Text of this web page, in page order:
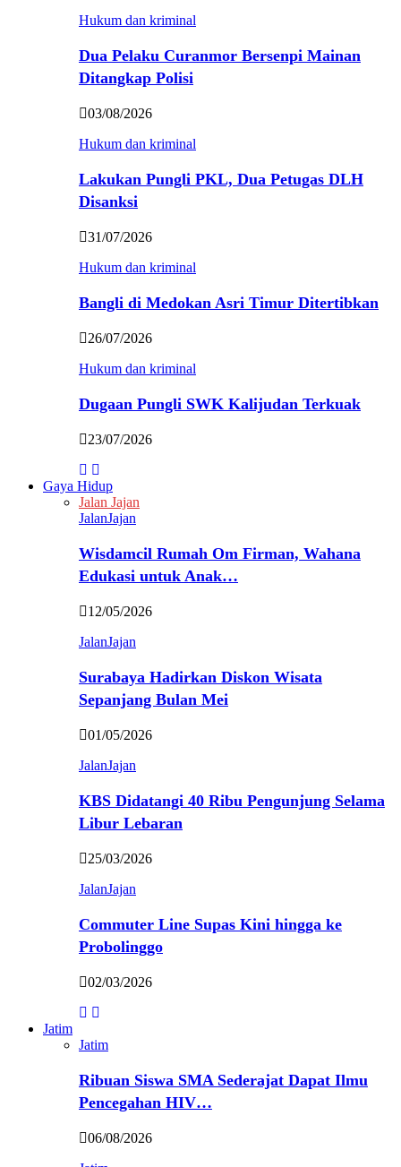
Hukum dan kriminal
Dua Pelaku Curanmor Bersenpi Mainan
Ditangkap Polisi
03/08/2026
Hukum dan kriminal
Lakukan Pungli PKL, Dua Petugas DLH
Disanksi
31/07/2026
Hukum dan kriminal
Bangli di Medokan Asri Timur Ditertibkan
26/07/2026
Hukum dan kriminal
Dugaan Pungli SWK Kalijudan Terkuak
23/07/2026
Gaya Hidup
Jalan Jajan
JalanJajan
Wisdamcil Rumah Om Firman, Wahana
Edukasi untuk Anak…
12/05/2026
JalanJajan
Surabaya Hadirkan Diskon Wisata
Sepanjang Bulan Mei
01/05/2026
JalanJajan
KBS Didatangi 40 Ribu Pengunjung Selama
Libur Lebaran
25/03/2026
JalanJajan
Commuter Line Supas Kini hingga ke
Probolinggo
02/03/2026
Jatim
Jatim
Ribuan Siswa SMA Sederajat Dapat Ilmu
Pencegahan HIV…
06/08/2026